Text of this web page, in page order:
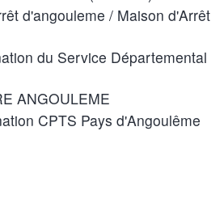
d'angouleme / Maison d'Arrêt
du Service Départemental
ANGOULEME
CPTS Pays d'Angoulême